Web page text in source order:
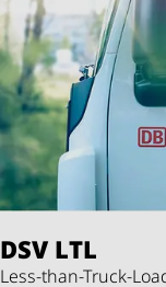
DSVLTL
Less-than-Truck-